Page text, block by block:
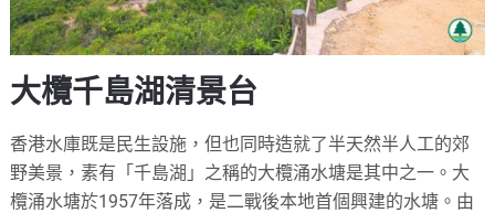
大欖千島湖清景台
香港水庫既是民生設施，但也同時造就了半天然半人工的郊
野美景，素有「千島湖」之稱的大欖涌水塘是其中之一。大
欖涌水塘於1957年落成，是二戰後本地首個興建的水塘。由